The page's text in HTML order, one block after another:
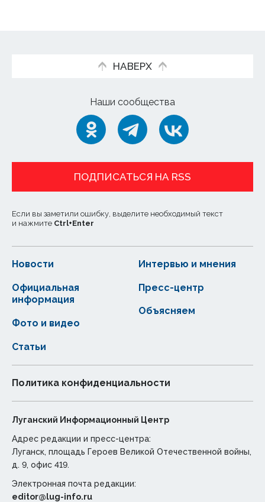
НАВЕРХ
Наши сообщества
ПОДПИСАТЬСЯ НА RSS
Если вы заметили ошибку, выделите необходимый текст
и нажмите Ctrl+Enter
Новости
Статьи
Официальная
информация
Интервью и мнения
Фото и видео
Пресс-центр
Объясняем
Политика конфиденциальности
Луганский Информационный Центр
Адрес редакции и пресс-центра:
Луганск, площадь Героев Великой Отечественной войны,
д. 9, офис 419.
Электронная почта редакции:
editor@lug-info.ru